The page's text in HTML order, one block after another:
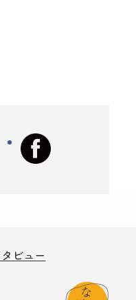
ビュー